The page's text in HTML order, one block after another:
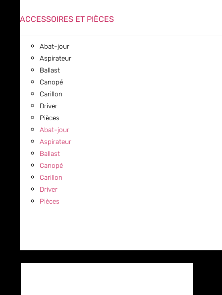
ACCESSOIRES ET PIÈCES
Abat-jour
Aspirateur
Ballast
Canopé
Carillon
Driver
Pièces
Abat-jour
Aspirateur
Ballast
Canopé
Carillon
Driver
Pièces